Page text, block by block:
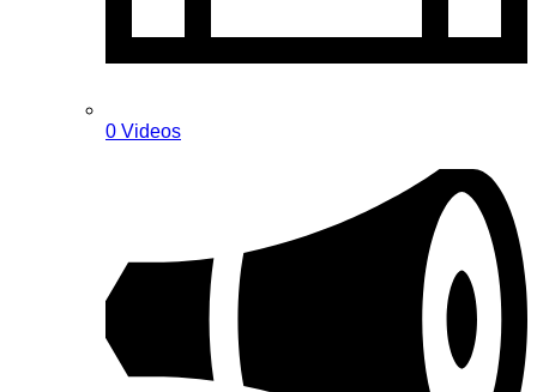
0 Videos